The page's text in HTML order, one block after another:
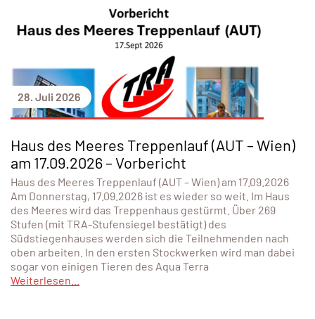
28. Juli 2026
Haus des Meeres Treppenlauf (AUT – Wien)
am 17.09.2026 – Vorbericht
Haus des Meeres Treppenlauf (AUT – Wien) am 17.09.2026
Am Donnerstag, 17.09.2026 ist es wieder so weit. Im Haus
des Meeres wird das Treppenhaus gestürmt. Über 269
Stufen (mit TRA-Stufensiegel bestätigt) des
Südstiegenhauses werden sich die Teilnehmenden nach
oben arbeiten. In den ersten Stockwerken wird man dabei
sogar von einigen Tieren des Aqua Terra
Weiterlesen...